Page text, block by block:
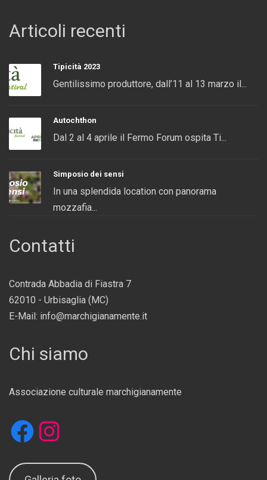
Articoli recenti
Tipicità 2023
Gentilissimo produttore, dall’11 al 13 marzo il...
Autochthon
Dal 2 al 4 aprile il Fermo Forum ospita Ti...
Simposio dei sensi
In una splendida location con panorama
mozzafia...
Contatti
Contrada Abbadia di Fiastra 7
62010 - Urbisaglia (MC)
E-Mail: info@marchigianamente.it
Chi siamo
Associazione culturale marchigianamente
Facebook
Instagram